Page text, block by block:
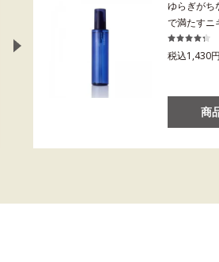
ゆらぎがち
で満たすニ
税込1,430
商